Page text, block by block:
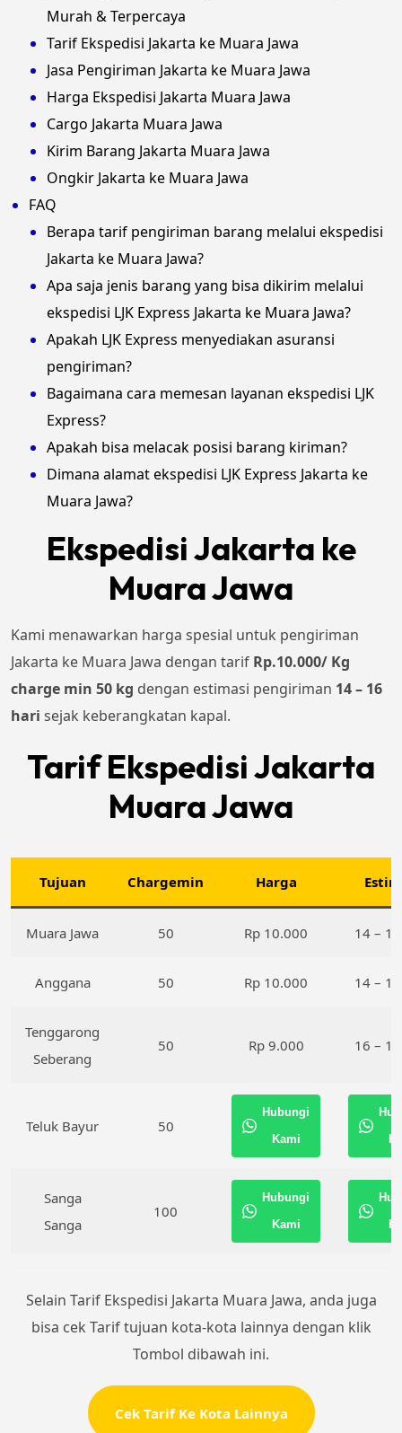
Murah & Terpercaya
Tarif Ekspedisi Jakarta ke Muara Jawa
Jasa Pengiriman Jakarta ke Muara Jawa
Harga Ekspedisi Jakarta Muara Jawa
Cargo Jakarta Muara Jawa
Kirim Barang Jakarta Muara Jawa
Ongkir Jakarta ke Muara Jawa
FAQ
Berapa tarif pengiriman barang melalui ekspedisi
Jakarta ke Muara Jawa?
Apa saja jenis barang yang bisa dikirim melalui
ekspedisi LJK Express Jakarta ke Muara Jawa?
Apakah LJK Express menyediakan asuransi
pengiriman?
Bagaimana cara memesan layanan ekspedisi LJK
Express?
Apakah bisa melacak posisi barang kiriman?
Dimana alamat ekspedisi LJK Express Jakarta ke
Muara Jawa?
Ekspedisi Jakarta ke
Muara Jawa
Kami menawarkan harga spesial untuk pengiriman
Jakarta ke Muara Jawa dengan tarif Rp.10.000/ Kg
charge min 50 kg dengan estimasi pengiriman 14 – 16
hari sejak keberangkatan kapal.
Tarif Ekspedisi Jakarta
Muara Jawa
Tujuan Chargemin Harga
Muara Jawa 50 Rp 10.000 14 –
Anggana 50 Rp 10.000 14 –
Tenggarong
Seberang
50 Rp 9.000 16 –
Teluk Bayur 50
Hubungi
Kami
Sanga
Sanga
100
Hubungi
Kami
Selain Tarif Ekspedisi Jakarta Muara Jawa, anda juga
bisa cek Tarif tujuan kota-kota lainnya dengan klik
Tombol dibawah ini.
Cek Tarif Ke Kota Lainnya